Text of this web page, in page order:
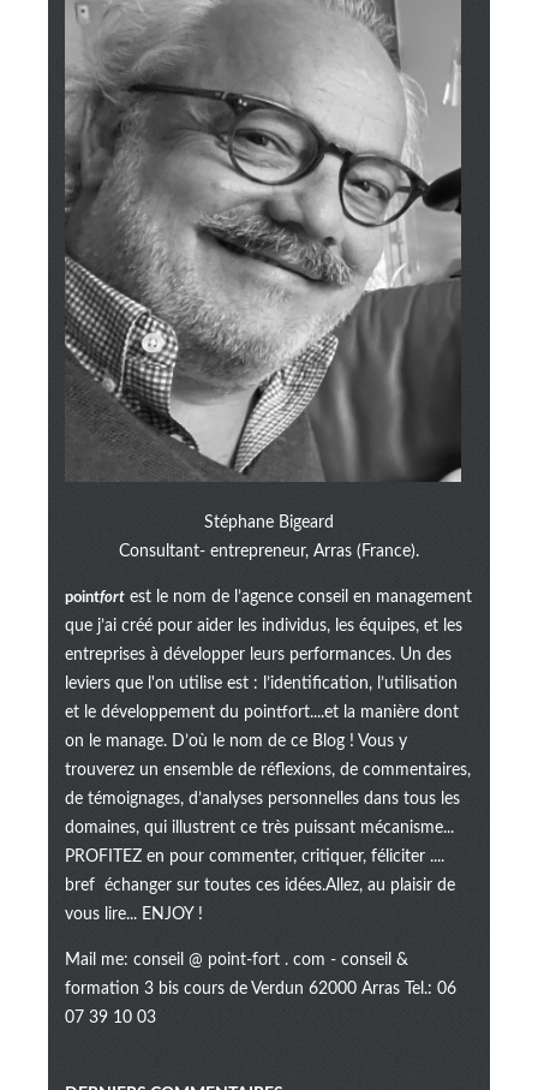
Stéphane Bigeard
Consultant- entrepreneur, Arras (France).
pointfort est le nom de l’agence conseil en management
que j’ai créé pour aider les individus, les équipes, et les
entreprises à développer leurs performances. Un des
leviers que l'on utilise est : l’identification, l’utilisation
et le développement du pointfort....et la manière dont
on le manage. D’où le nom de ce Blog ! Vous y
trouverez un ensemble de réflexions, de commentaires,
de témoignages, d’analyses personnelles dans tous les
domaines, qui illustrent ce très puissant mécanisme...
PROFITEZ en pour commenter, critiquer, féliciter ....
bref échanger sur toutes ces idées.Allez, au plaisir de
vous lire... ENJOY !
Mail me: conseil @ point-fort . com - conseil &
formation 3 bis cours de Verdun 62000 Arras Tel.: 06
07 39 10 03